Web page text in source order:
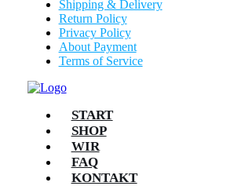
Shipping & Delivery
Return Policy
Privacy Policy
About Payment
Terms of Service
START
SHOP
WIR
FAQ
KONTAKT